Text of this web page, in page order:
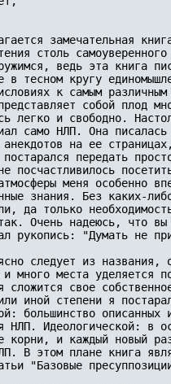
замечательная
столь
ведь эта книга
в тесном кругу
к самым
собой плод
легко и свободно.
само НЛП. Она
на ее
передать
посчастливилось
меня особенно
знания. Без каких-
да только
Очень надеюсь, что
рукопись: "Думать не
следует из названия,
много места уделяется
сложится свое
иной степени я
большинство описанных
НЛП. Идеологической: в
корни, и каждый новый
В этом плане книга
"Базовые